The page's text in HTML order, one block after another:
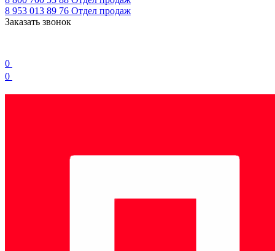
8 953 013 89 76 Отдел продаж
Заказать звонок
0
0